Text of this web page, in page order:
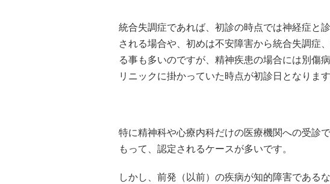
統合失調症であれば、初診の時点では神経症と
される場合や、初めは不安障害から統合失調症
る事も多いのですが、精神疾患の場合には別傷
リニックに掛かっていた時点が初診日となります
特に精神科や心療内科だけの医療機関への受診
もって、認定されるケースが多いです。
しかし、前発（以前）の疾病が知的障害である